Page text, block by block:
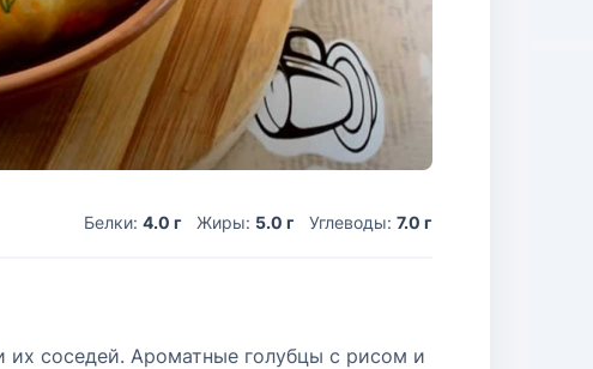
Белки: 4.0 г Жиры: 5.0 г Углеводы: 7.0 г
соседей. Ароматные голубцы с рисом и